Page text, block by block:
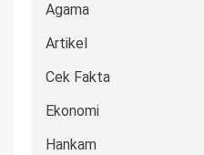
Agama
Artikel
Cek Fakta
Ekonomi
Hankam